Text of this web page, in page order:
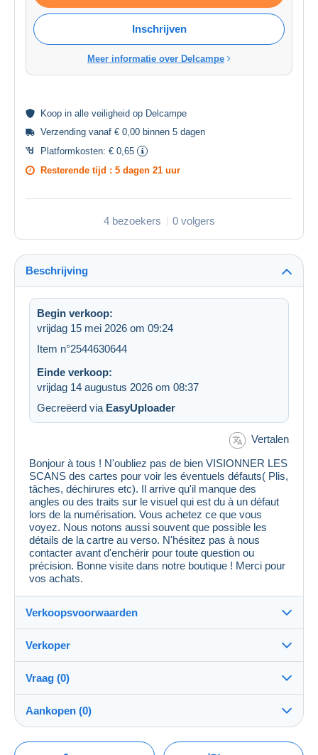
Inschrijven
Meer informatie over Delcampe
Koop in alle veiligheid op Delcampe
Verzending vanaf € 0,00 binnen 5 dagen
Platformkosten: € 0,65
Resterende tijd : 5 dagen 21 uur
4 bezoekers 0 volgers
Beschrijving
Begin verkoop:
vrijdag 15 mei 2026 om 09:24
Item n°2544630644
Einde verkoop:
vrijdag 14 augustus 2026 om 08:37
Gecreëerd via EasyUploader
Vertalen
Bonjour à tous ! N'oubliez pas de bien VISIONNER LES
SCANS des cartes pour voir les éventuels défauts( Plis,
tâches, déchirures etc). Il arrive qu'il manque des
angles ou des traits sur le visuel qui est du à un défaut
lors de la numérisation. Vous achetez ce que vous
voyez. Nous notons aussi souvent que possible les
détails de la cartre au verso. N'hésitez pas à nous
contacter avant d'enchérir pour toute question ou
précision. Bonne visite dans notre boutique ! Merci pour
vos achats.
Verkoopsvoorwaarden
Details van de verkoopvoorwaarden
Verzending na betaling binnen 5 dagen
Retourkosten ten laste van de koper.
Verkoper
MondialCollection100%(36158x)
PRO
Winkel
Vraag (0)
Aankopen (0)